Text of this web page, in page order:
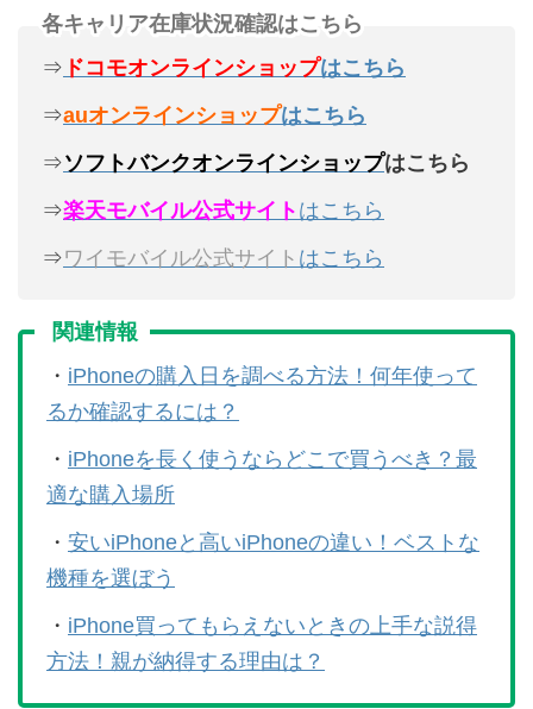
各キャリア在庫状況確認はこちら
⇒ ドコモオンラインショップはこちら
⇒auオンラインショップはこちら
⇒ソフトバンクオンラインショップはこちら
⇒楽天モバイル公式サイト はこちら
⇒ワイモバイル公式サイト はこちら
関連情報
・ iPhoneの購入日を調べる方法！何年使って
るか確認するには？
・ iPhoneを長く使うならどこで買うべき？最
適な購入場所
・ 安いiPhoneと高いiPhoneの違い！ベストな
機種を選ぼう
・ iPhone買ってもらえないときの上手な説得
方法！親が納得する理由は？